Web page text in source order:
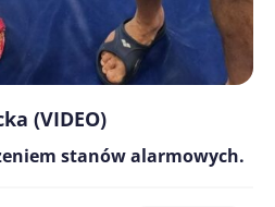
(VIDEO)
stanów alarmowych.